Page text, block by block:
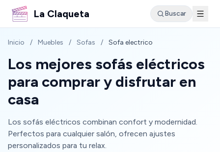
La Claqueta Buscar
Inicio / Muebles / Sofas / Sofa electrico
Los mejores sofás eléctricos
para comprar y disfrutar en
casa
Los sofás eléctricos combinan confort y modernidad.
Perfectos para cualquier salón, ofrecen ajustes
personalizados para tu relax.